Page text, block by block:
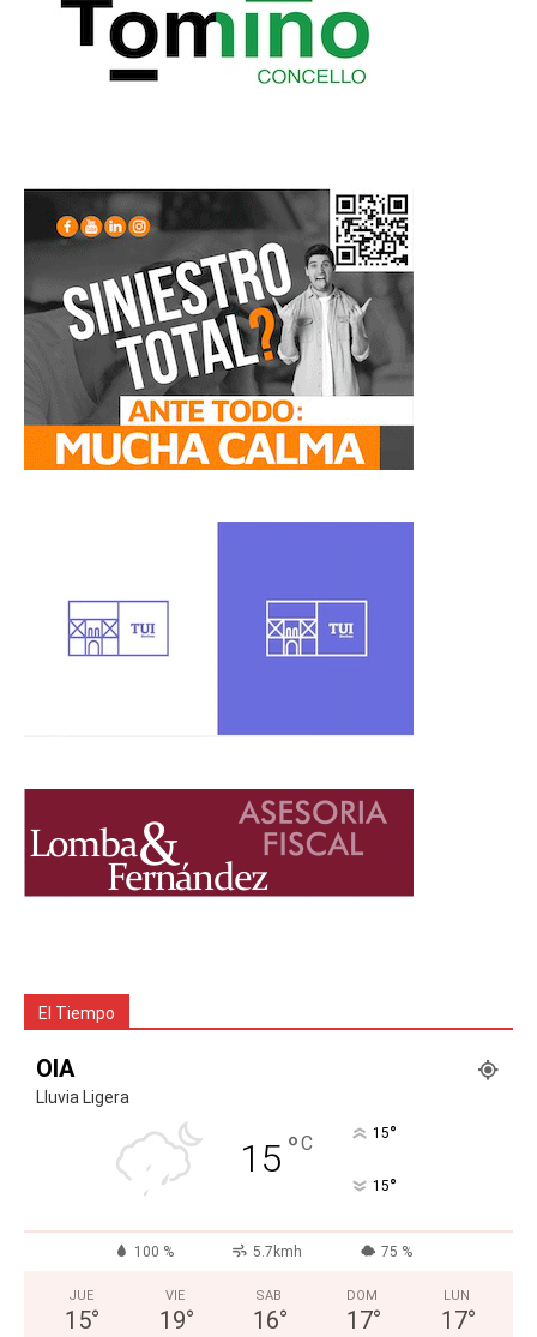
El Tiempo
OIA
Lluvia Ligera
15 °C 15°
15°
100 % 5.7kmh 75 %
JUE
15°
VIE
19°
SAB
16°
DOM
17°
LUN
17°